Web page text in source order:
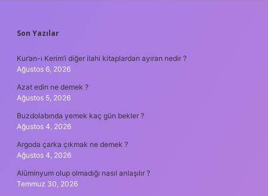
SIDEBAR
Son Yazılar
Kur’an-ı Kerim’i diğer ilahi kitaplardan ayıran nedir ?
Ağustos 6, 2026
Azat edin ne demek ?
Ağustos 5, 2026
Buzdolabında yemek kaç gün bekler ?
Ağustos 4, 2026
Argoda çarka çıkmak ne demek ?
Ağustos 4, 2026
Alüminyum olup olmadığı nasıl anlaşılır ?
Temmuz 30, 2026